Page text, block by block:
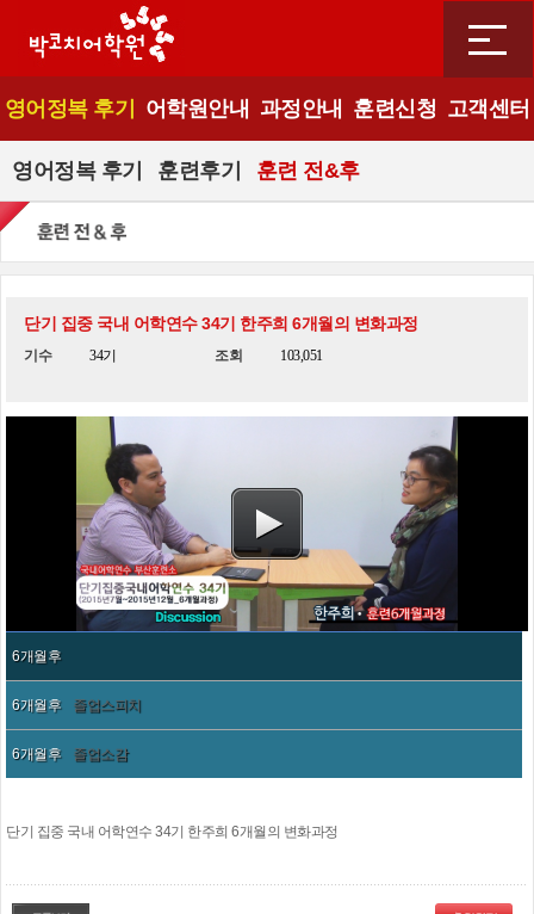
영어정복 후기 어학원안내 과정안내 훈련신청 고객센터
영어정복 후기 훈련후기 훈련 전&후
단기 집중 국내 어학연수 34기 한주희 6개월의 변화과정
기수 34기 조회 103,051
6개월후
6개월후 졸업스피치
6개월후 졸업소감
단기 집중 국내 어학연수 34기 한주희 6개월의 변화과정